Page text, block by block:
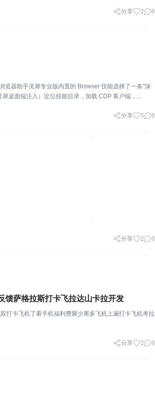
分享 2 0
览器助手灵犀专业版内置的 Browser 技能选择了一条"深
桌面端注入）定位技能目录，加载 CDP 客户端，...
分享 5 0
分享 2 0
馈萨格拉斯打卡飞拉达山卡拉开发
打卡飞机了看手机福利费聚少离多飞机上漏打卡飞机考拉
分享 2 0